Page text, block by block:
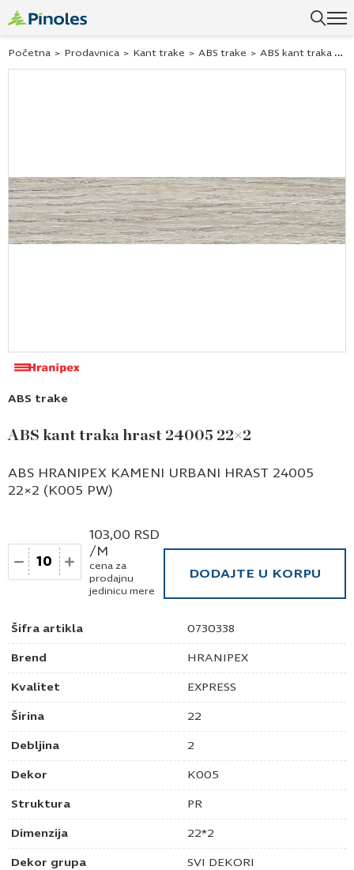
Početna > Prodavnica > Kant trake > ABS trake > ABS kant traka hrast 24005 22×2
ABS trake
ABS kant traka hrast 24005 22×2
Šifra artikla 0730338
Brend HRANIPEX
Kvalitet EXPRESS
Širina 22
Debljina 2
Dekor K005
Struktura PR
Dimenzija 22*2
Dekor grupa SVI DEKORI
ABS HRANIPEX KAMENI URBANI HRAST 24005
22×2 (K005 PW)
Količina
103,00 RSD
/M
cena za
prodajnu
jedinicu mere
DODAJTE U KORPU